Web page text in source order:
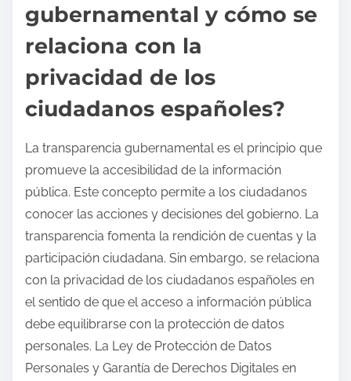
gubernamental y cómo se
relaciona con la
privacidad de los
ciudadanos españoles?
La transparencia gubernamental es el principio que
promueve la accesibilidad de la información
pública. Este concepto permite a los ciudadanos
conocer las acciones y decisiones del gobierno. La
transparencia fomenta la rendición de cuentas y la
participación ciudadana. Sin embargo, se relaciona
con la privacidad de los ciudadanos españoles en
el sentido de que el acceso a información pública
debe equilibrarse con la protección de datos
personales. La Ley de Protección de Datos
Personales y Garantía de Derechos Digitales en